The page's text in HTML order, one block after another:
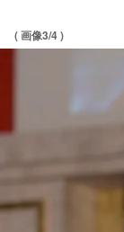
( 画像3/4 )